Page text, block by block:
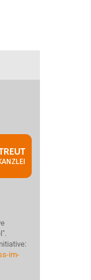
im-